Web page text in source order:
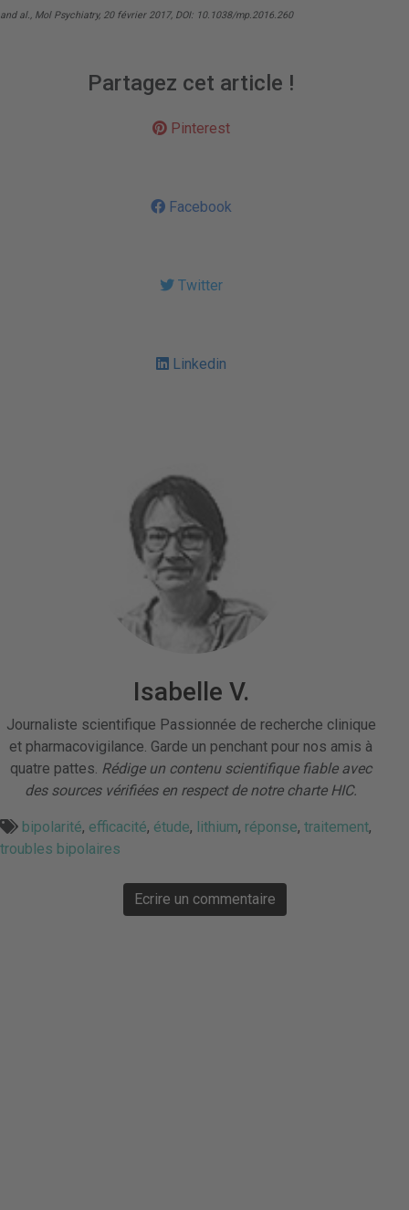
and al., Mol Psychiatry, 20 février 2017, DOI: 10.1038/mp.2016.260
Partagez cet article !
Pinterest
Facebook
Twitter
Linkedin
Isabelle V.
Journaliste scientifique Passionnée de recherche clinique
et pharmacovigilance. Garde un penchant pour nos amis à
quatre pattes. Rédige un contenu scientifique fiable avec
des sources vérifiées en respect de notre charte HIC.
bipolarité, efficacité, étude, lithium, réponse, traitement,
troubles bipolaires
Ecrire un commentaire